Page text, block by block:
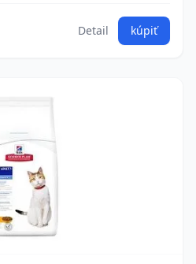
Detail kúpiť